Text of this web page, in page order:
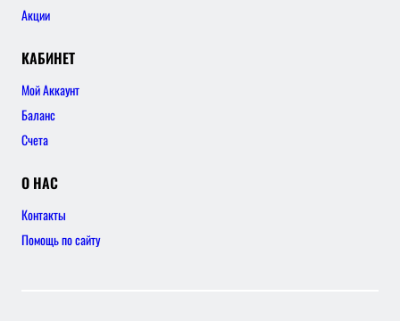
Акции
КАБИНЕТ
Мой Аккаунт
Баланс
Счета
О НАС
Контакты
Помощь по сайту